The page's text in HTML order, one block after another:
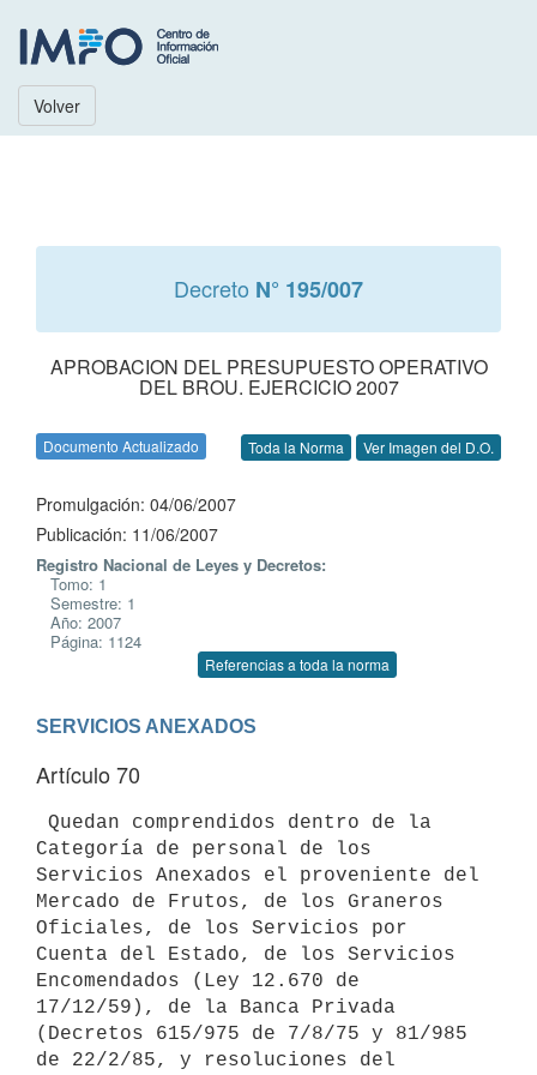
Volver
Decreto N° 195/007
APROBACION DEL PRESUPUESTO OPERATIVO
DEL BROU. EJERCICIO 2007
Documento Actualizado Toda la Norma Ver Imagen del D.O.
Promulgación: 04/06/2007
Publicación: 11/06/2007
Registro Nacional de Leyes y Decretos:
Tomo: 1
Semestre: 1
Año: 2007
Página: 1124
Referencias a toda la norma
SERVICIOS ANEXADOS
Artículo 70
Categoría de personal de los
Servicios Anexados el proveniente del
Mercado de Frutos, de los Graneros
Oficiales, de los Servicios por
Cuenta del Estado, de los Servicios
Encomendados (Ley 12.670 de
17/12/59), de la Banca Privada
(Decretos 615/975 de 7/8/75 y 81/985
de 22/2/85, y resoluciones del